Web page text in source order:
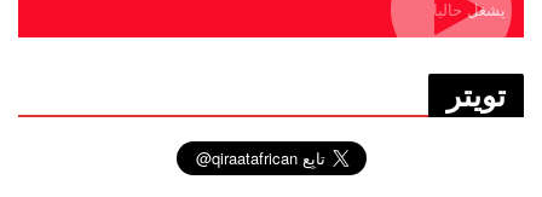
يشغل حاليا
تويتر